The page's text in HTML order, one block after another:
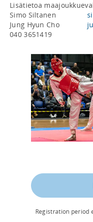
Lisätietoa
Jung Hyun Cho
040 3651419
Registration period